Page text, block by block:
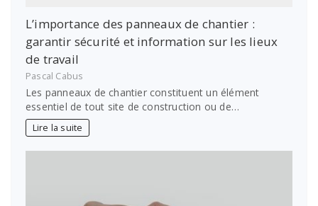
L’importance des panneaux de chantier :
garantir sécurité et information sur les lieux
de travail
Pascal Cabus
Les panneaux de chantier constituent un élément
essentiel de tout site de construction ou de…
Lire la suite